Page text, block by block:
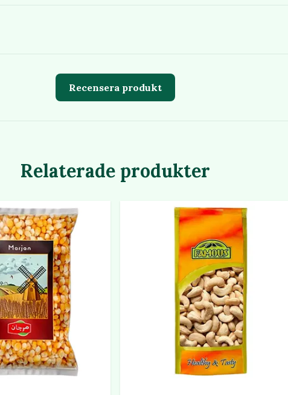
Recensera produkt
Relaterade produkter